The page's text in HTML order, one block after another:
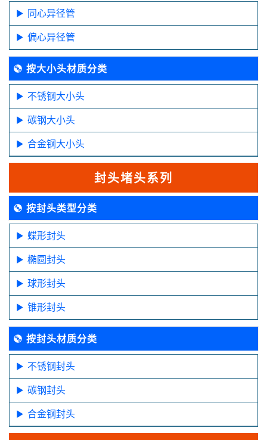
同心异径管
偏心异径管
按大小头材质分类
不锈钢大小头
碳钢大小头
合金钢大小头
封头堵头系列
按封头类型分类
蝶形封头
椭圆封头
球形封头
锥形封头
按封头材质分类
不锈钢封头
碳钢封头
合金钢封头